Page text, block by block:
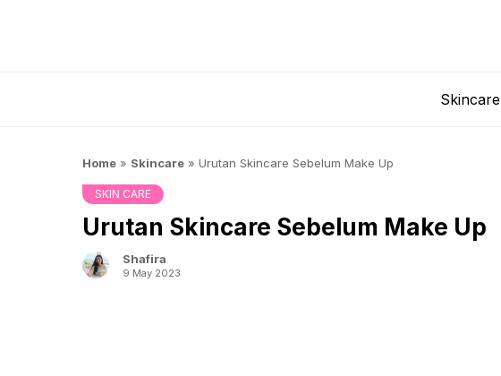
Skincare
Home » Skincare » Urutan Skincare Sebelum Make Up
SKIN CARE
Urutan Skincare Sebelum Make Up
Shafira
9 May 2023